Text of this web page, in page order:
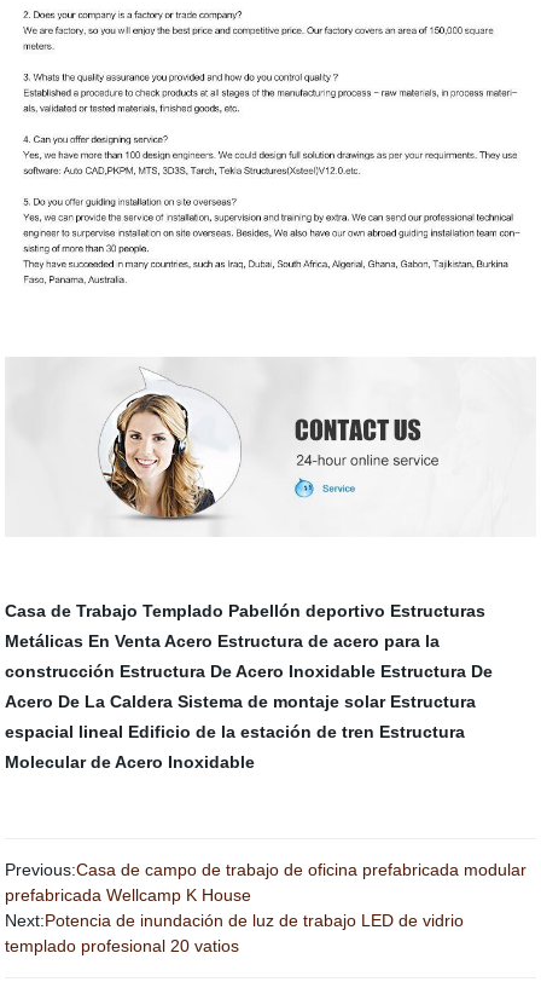
Casa de Trabajo Templado Pabellón deportivo Estructuras
Metálicas En Venta Acero Estructura de acero para la
construcción Estructura De Acero Inoxidable Estructura De
Acero De La Caldera Sistema de montaje solar Estructura
espacial lineal Edificio de la estación de tren Estructura
Molecular de Acero Inoxidable
Previous:Casa de campo de trabajo de oficina prefabricada modular
prefabricada Wellcamp K House
Next:Potencia de inundación de luz de trabajo LED de vidrio
templado profesional 20 vatios